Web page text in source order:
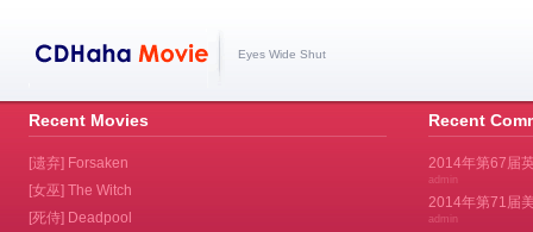
Eyes Wide Shut
Recent
2014年第67届
admin
2014年第71届
admin
Recent Movies
[遗弃] Forsaken
[女巫] The Witch
[死侍] Deadpool